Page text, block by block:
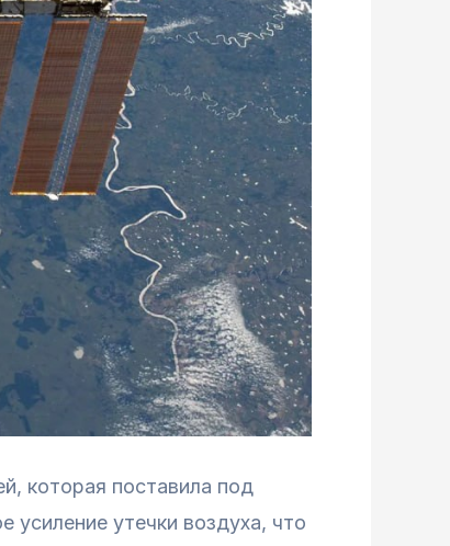
которая поставила под
усиление утечки воздуха, что